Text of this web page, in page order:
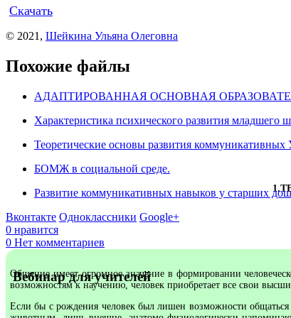
Общение имеет огромное значение в формировании
возможностям к научению, человек приобретает все свои
Если бы с рождения человек был лишен возможности
Скачать
© 2021, Шейкина Ульяна Олеговна
Похожие файлы
АДАПТИРОВАННАЯ ОСНОВНАЯ
Характеристика психического развития младшего
Теоретические основы развития
БОМЖ в социальной среде.
Развитие коммуникативных навыков у старших
Вконтакте Одноклассники Google+
0 нравится
0 Нет комментариев
Вебинар для учителей